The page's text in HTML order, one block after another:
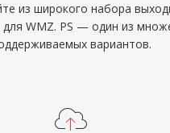
из широкого набора
WMZ. PS — один из
вариантов.